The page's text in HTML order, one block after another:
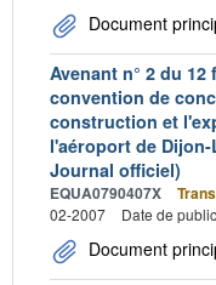
Document
Avenant n° 2 du
convention de
construction et
l'aéroport de
Journal officiel)
EQUA0790407X
02-2007
Date de
Document